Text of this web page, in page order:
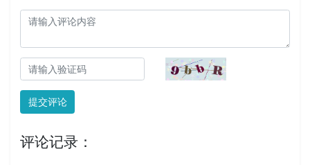
提交评论
评论记录：